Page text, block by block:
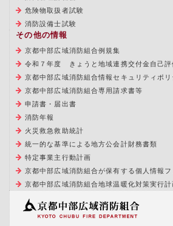
危険物取扱者試験
消防設備士試験
その他の情報
京都中部広域消防組合例規集
令和７年度 きょうと地域連携交付金自己評
京都中部広域消防組合情報セキュリティポ
京都中部広域消防組合専用請求書等
申請書・届出書
消防年報
火災救急救助統計
統一的な基準による地方公会計財務書類
特定事業主行動計画
京都中部広域消防組合が保有する個人情報
京都中部広域消防組合地球温暖化対策実行計